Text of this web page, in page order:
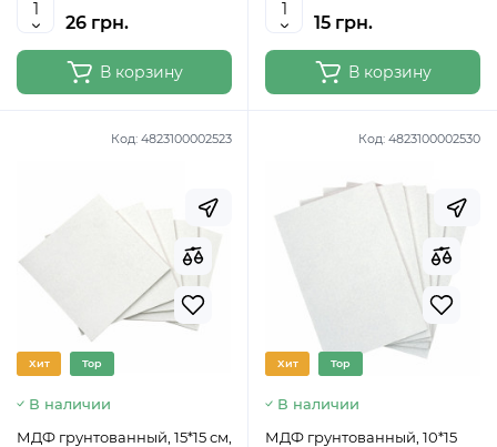
26 грн.
В корзину
15 грн.
В корзину
Код: 4823100002523
Хит Top
В наличии
МДФ грунтованный, 15*15 см,
Код: 4823100002530
Хит Top
В наличии
МДФ грунтованный, 10*15